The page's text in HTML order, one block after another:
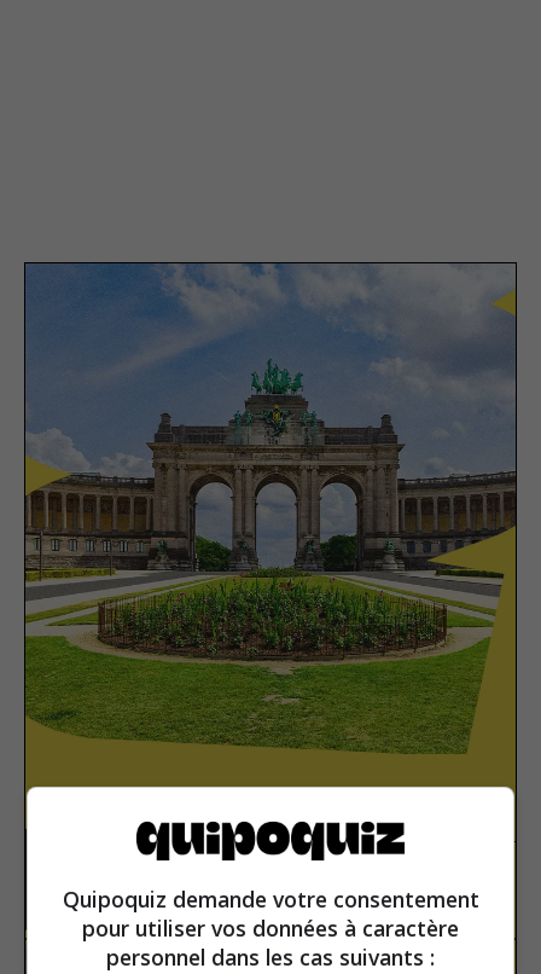
Europe Vrai ou faux
Quipoquiz demande votre consentement
pour utiliser vos données à caractère
personnel dans les cas suivants :